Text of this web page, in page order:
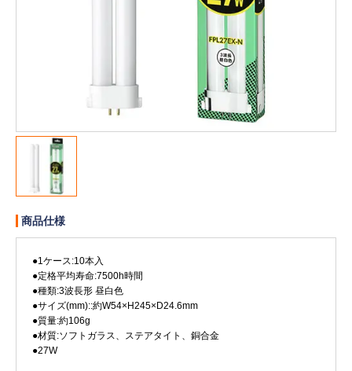
試着サンプル無料貸し出し
ログアウト
商品仕様
●1ケース:10本入
●定格平均寿命:7500h時間
●種類:3波長形 昼白色
●サイズ(mm)::約W54×H245×D24.6mm
●質量:約106g
●材質:ソフトガラス、ステアタイト、銅合金
●27W